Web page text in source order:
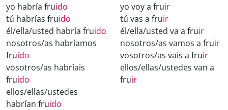
yo habría fruido
tú habrías fruido
él/ella/usted habría fruido
nosotros/as habríamos
fruido
vosotros/as habríais
fruido
ellos/ellas/ustedes
habrían fruido
yo voy a fruir
tú vas a fruir
él/ella/usted va a fruir
nosotros/as vamos a fruir
vosotros/as vais a fruir
ellos/ellas/ustedes van a
fruir